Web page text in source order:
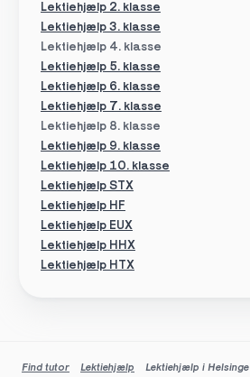
Lektiehjælp 4. klasse
Lektiehjælp 5. klasse
Lektiehjælp 8. klasse
Lektiehjælp 6. klasse
Lektiehjælp 7. klasse
Lektiehjælp 2. klasse
Lektiehjælp 3. klasse
Lektiehjælp 9. klasse
Lektiehjælp 10. klasse
Lektiehjælp HF
Lektiehjælp EUX
Lektiehjælp STX
Lektiehjælp HHX
Lektiehjælp HTX
Find tutor Lektiehjælp Lektiehjælp i Helsinge